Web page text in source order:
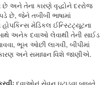
અને તેના કારણે વૃદ્ધોને દરરોજ
છે, જેને તબીબી ભાષામાં
મેડિકલ ઈન્સ્ટિટ્યૂટના
અનેક દવાઓ લેવાથી તેની સાઈડ
ભૂખ ઓછી લાગવી, બીપીમાં
અને સમાધાન વિશે જાણીએ.